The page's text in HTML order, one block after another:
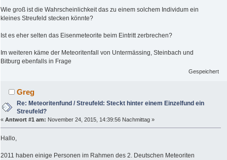
Wie groß ist die Wahrscheinlichkeit das zu einem solchem Individum ein
kleines Streufeld stecken könnte?
Ist es eher selten das Eisenmeteorite beim Eintritt zerbrechen?
Im weiteren käme der Meteoritenfall von Untermässing, Steinbach und
Bitburg ebenfalls in Frage
Gespeichert
Greg
Re: Meteoritenfund / Streufeld: Steckt hinter einem Einzelfund ein
Streufeld?
« Antwort #1 am: November 24, 2015, 14:39:56 Nachmittag »
Hallo,
2011 haben einige Personen im Rahmen des 2. Deutschen Meteoriten